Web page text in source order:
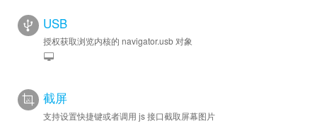
USB
授权获取浏览内核的 navigator.usb 对象
截屏
支持设置快捷键或者调用 js 接口截取屏幕图片